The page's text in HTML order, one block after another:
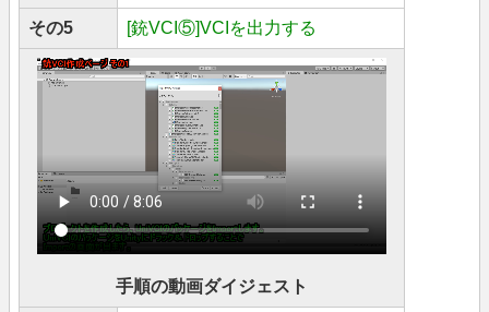
その5 [銃VCI⑤]VCIを出力する
手順の動画ダイジェスト